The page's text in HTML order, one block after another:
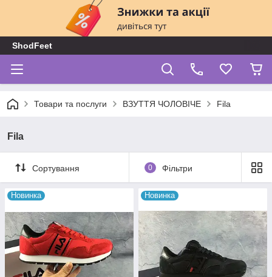
ShodFeet
Товари та послуги ВЗУТТЯ ЧОЛОВІЧЕ Fila
Fila
Сортування 0 Фільтри
Новинка Новинка